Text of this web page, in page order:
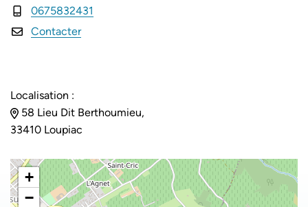
0675832431
Contacter
Localisation :
58 Lieu Dit Berthoumieu,
33410 Loupiac
+
−